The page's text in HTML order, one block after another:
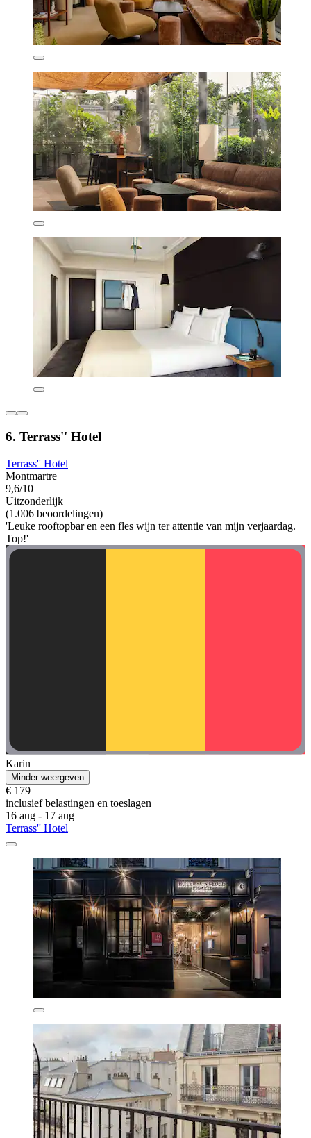
6. Terrass'' Hotel
Terrass'' Hotel
Montmartre
9,6/10
Uitzonderlijk
(1.006 beoordelingen)
'Leuke rooftopbar en een fles wijn ter attentie van mijn verjaardag.
Top!'
Karin
Minder weergeven
€ 179
inclusief belastingen en toeslagen
16 aug - 17 aug
Terrass'' Hotel